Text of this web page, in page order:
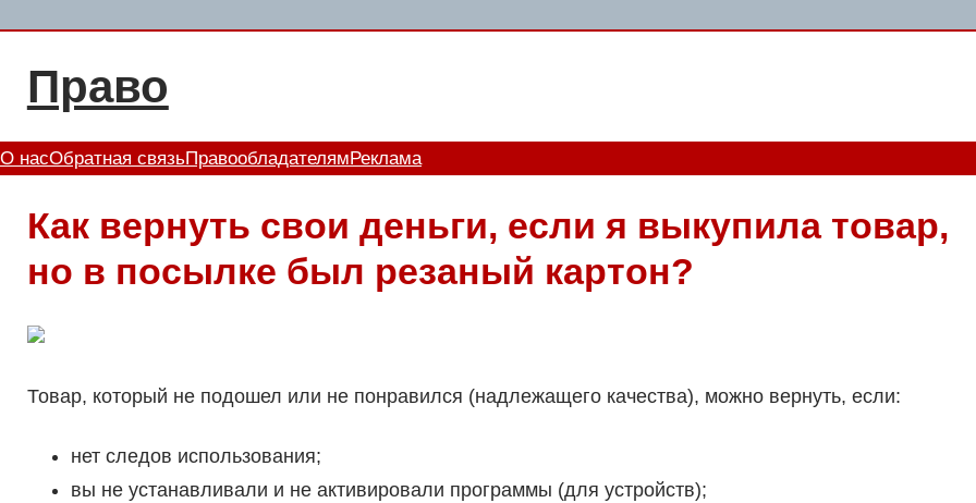
содержимому
Право
О насОбратная связьПравообладателям Реклама
Как вернуть свои деньги, если я выкупила товар,
но в посылке был резаный картон?
Товар, который не подошел или не понравился (надлежащего качества), можно вернуть, если:
нет следов использования;
вы не устанавливали и не активировали программы (для устройств);